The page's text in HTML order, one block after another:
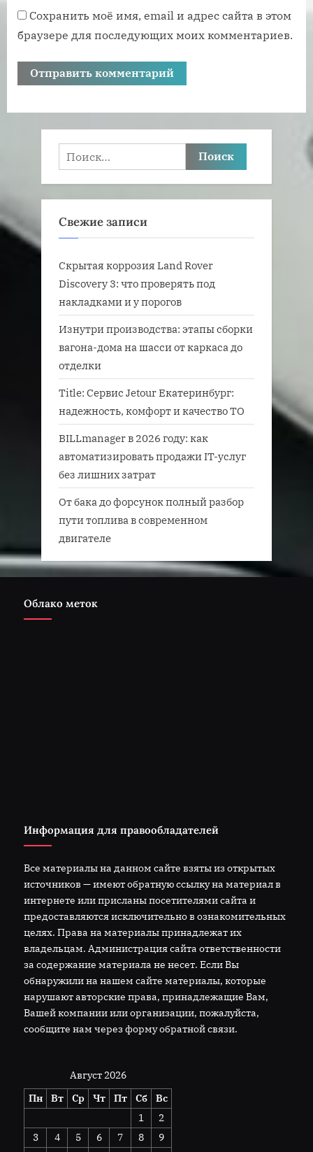
Сохранить моё имя, email и адрес сайта в этом
браузере для последующих моих комментариев.
Найти:
Свежие записи
Скрытая коррозия Land Rover
Discovery 3: что проверять под
накладками и у порогов
Изнутри производства: этапы сборки
вагона-дома на шасси от каркаса до
отделки
Title: Сервис Jetour Екатеринбург:
надежность, комфорт и качество ТО
BILLmanager в 2026 году: как
автоматизировать продажи IT-услуг
без лишних затрат
От бака до форсунок полный разбор
пути топлива в современном
двигателе
Облако меток
Информация для правообладателей
Все материалы на данном сайте взяты из открытых
источников — имеют обратную ссылку на материал в
интернете или присланы посетителями сайта и
предоставляются исключительно в ознакомительных
целях. Права на материалы принадлежат их
владельцам. Администрация сайта ответственности
за содержание материала не несет. Если Вы
обнаружили на нашем сайте материалы, которые
нарушают авторские права, принадлежащие Вам,
Вашей компании или организации, пожалуйста,
сообщите нам через форму обратной связи.
Август 2026
Пн
Вт Ср Чт Пт Сб
Вс
1
2
3
4 5 6 7 8
9